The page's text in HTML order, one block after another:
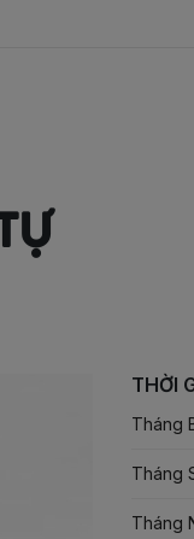
THỜI
Tháng
Tháng
Tháng